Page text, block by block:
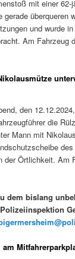
mit einer 62-
gerade überqueren
und wurde
Am Fahrzeug
den
die
Mann mit
der Örtlichkeit. Am
dem bislang
am